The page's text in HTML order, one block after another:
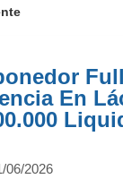
Full
En
06/2026